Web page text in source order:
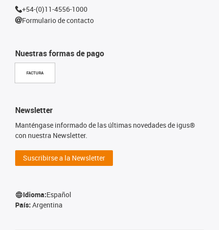
Nuestras formas de pago
FACTURA
+54-(0)11-4556-1000
Formulario de contacto
Newsletter
Manténgase informado de las últimas novedades de igus®
con nuestra Newsletter.
Suscribirse a la Newsletter
Idioma:Español
País: Argentina